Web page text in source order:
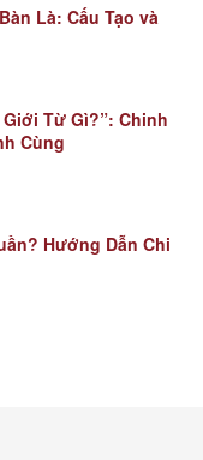
Là: Cấu Tạo và
Từ Gì?”: Chinh
Cùng
Hướng Dẫn Chi